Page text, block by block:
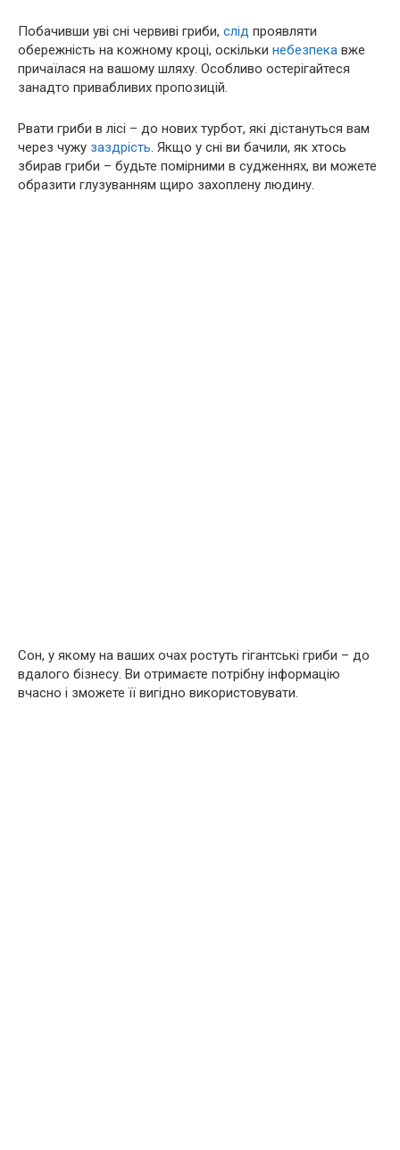
Побачивши уві сні червиві гриби, слід проявляти
обережність на кожному кроці, оскільки небезпека вже
причаїлася на вашому шляху. Особливо остерігайтеся
занадто привабливих пропозицій.
Рвати гриби в лісі – до нових турбот, які дістануться вам
через чужу заздрість. Якщо у сні ви бачили, як хтось
збирав гриби – будьте помірними в судженнях, ви можете
образити глузуванням щиро захоплену людину.
Сон, у якому на ваших очах ростуть гігантські гриби – до
вдалого бізнесу. Ви отримаєте потрібну інформацію
вчасно і зможете її вигідно використовувати.